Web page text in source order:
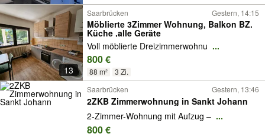
13
Saarbrücken Gestern, 14:15
Möblierte 3Zimmer Wohnung, Balkon BZ.
Küche ,alle Geräte
Voll möblierte Dreizimmerwohnu ...
800 €
88 m²
3 Zi.
Saarbrücken
Gestern, 13:46
2ZKB Zimmerwohnung in Sankt Johann
2-Zimmer-Wohnung mit Aufzug – ...
800 €